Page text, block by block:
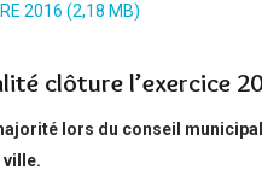
2016
clôture l’exercice
lors du conseil
ville.